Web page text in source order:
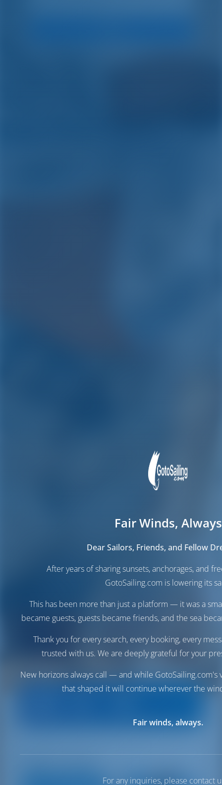
Fair Winds, Always
Dear Sailors, Friends, and Fellow
After years of sharing sunsets, anchorages, and
GotoSailing.com is lowering its
This has been more than just a platform — it was a
became guests, guests became friends, and the sea
Thank you for every search, every booking, every
trusted with us. We are deeply grateful for your
New horizons always call — and while GotoSailing.com's
that shaped it will continue wherever the
Fair winds, always.
For any inquiries, please contact
ABB Charter